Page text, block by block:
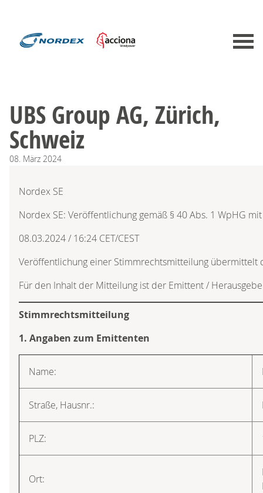
UBS Group AG, Zürich,
Schweiz
08. März 2024
Nordex SE
Nordex SE: Veröffentlichung gemäß § 40 Abs. 1 WpHG
08.03.2024 / 16:24 CET/CEST
Veröffentlichung einer Stimmrechtsmitteilung übermittelt
Für den Inhalt der Mitteilung ist der Emittent /
Stimmrechtsmitteilung
1. Angaben zum Emittenten
Name:
Straße, Hausnr.:
PLZ:
Ort: